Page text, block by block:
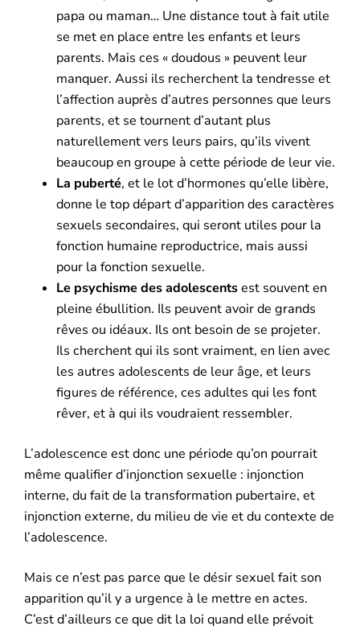
papa ou maman… Une distance tout à fait utile
se met en place entre les enfants et leurs
parents. Mais ces « doudous » peuvent leur
manquer. Aussi ils recherchent la tendresse et
l’affection auprès d’autres personnes que leurs
parents, et se tournent d’autant plus
naturellement vers leurs pairs, qu’ils vivent
beaucoup en groupe à cette période de leur vie.
La puberté, et le lot d’hormones qu’elle libère,
donne le top départ d’apparition des caractères
sexuels secondaires, qui seront utiles pour la
fonction humaine reproductrice, mais aussi
pour la fonction sexuelle.
Le psychisme des adolescentsest souvent en
pleine ébullition. Ils peuvent avoir de grands
rêves ou idéaux. Ils ont besoin de se projeter.
Ils cherchent qui ils sont vraiment, en lien avec
les autres adolescents de leur âge, et leurs
figures de référence, ces adultes qui les font
rêver, et à qui ils voudraient ressembler.
L’adolescence est donc une période qu’on pourrait
même qualifier d’injonction sexuelle : injonction
interne, du fait de la transformation pubertaire, et
injonction externe, du milieu de vie et du contexte de
l’adolescence.
Mais ce n’est pas parce que le désir sexuel fait son
apparition qu’il y a urgence à le mettre en actes.
C’est d’ailleurs ce que dit la loi quand elle prévoit